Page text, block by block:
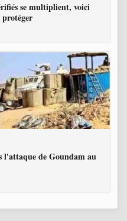
se multiplient, voici
protéger
l'attaque de Goundam au